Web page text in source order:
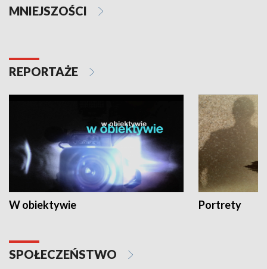
MNIEJSZOŚCI
REPORTAŻE
W obiektywie Portrety
SPOŁECZEŃSTWO